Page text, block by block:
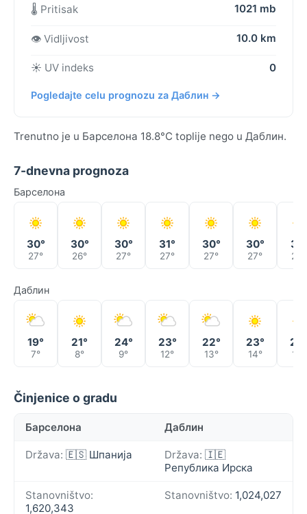
🌡️ Pritisak 1021 mb
👁️ Vidljivost 10.0 km
☀️ UV indeks 0
Pogledajte celu prognozu za Даблин →
Trenutno je u Барселона 18.8°C toplije nego u Даблин.
7-dnevna prognoza
Барселона
30°
27°
30°
26°
30°
27°
31°
27°
30°
27°
30°
27°
31°
28°
Даблин
19°
7°
21°
8°
24°
9°
23°
12°
22°
13°
23°
14° 15°
Činjenice o gradu
Барселона Даблин
Država: 🇪🇸 Шпанија Država: 🇮🇪
Република Ирска
Stanovništvo:
1,620,343
Stanovništvo: 1,024,027